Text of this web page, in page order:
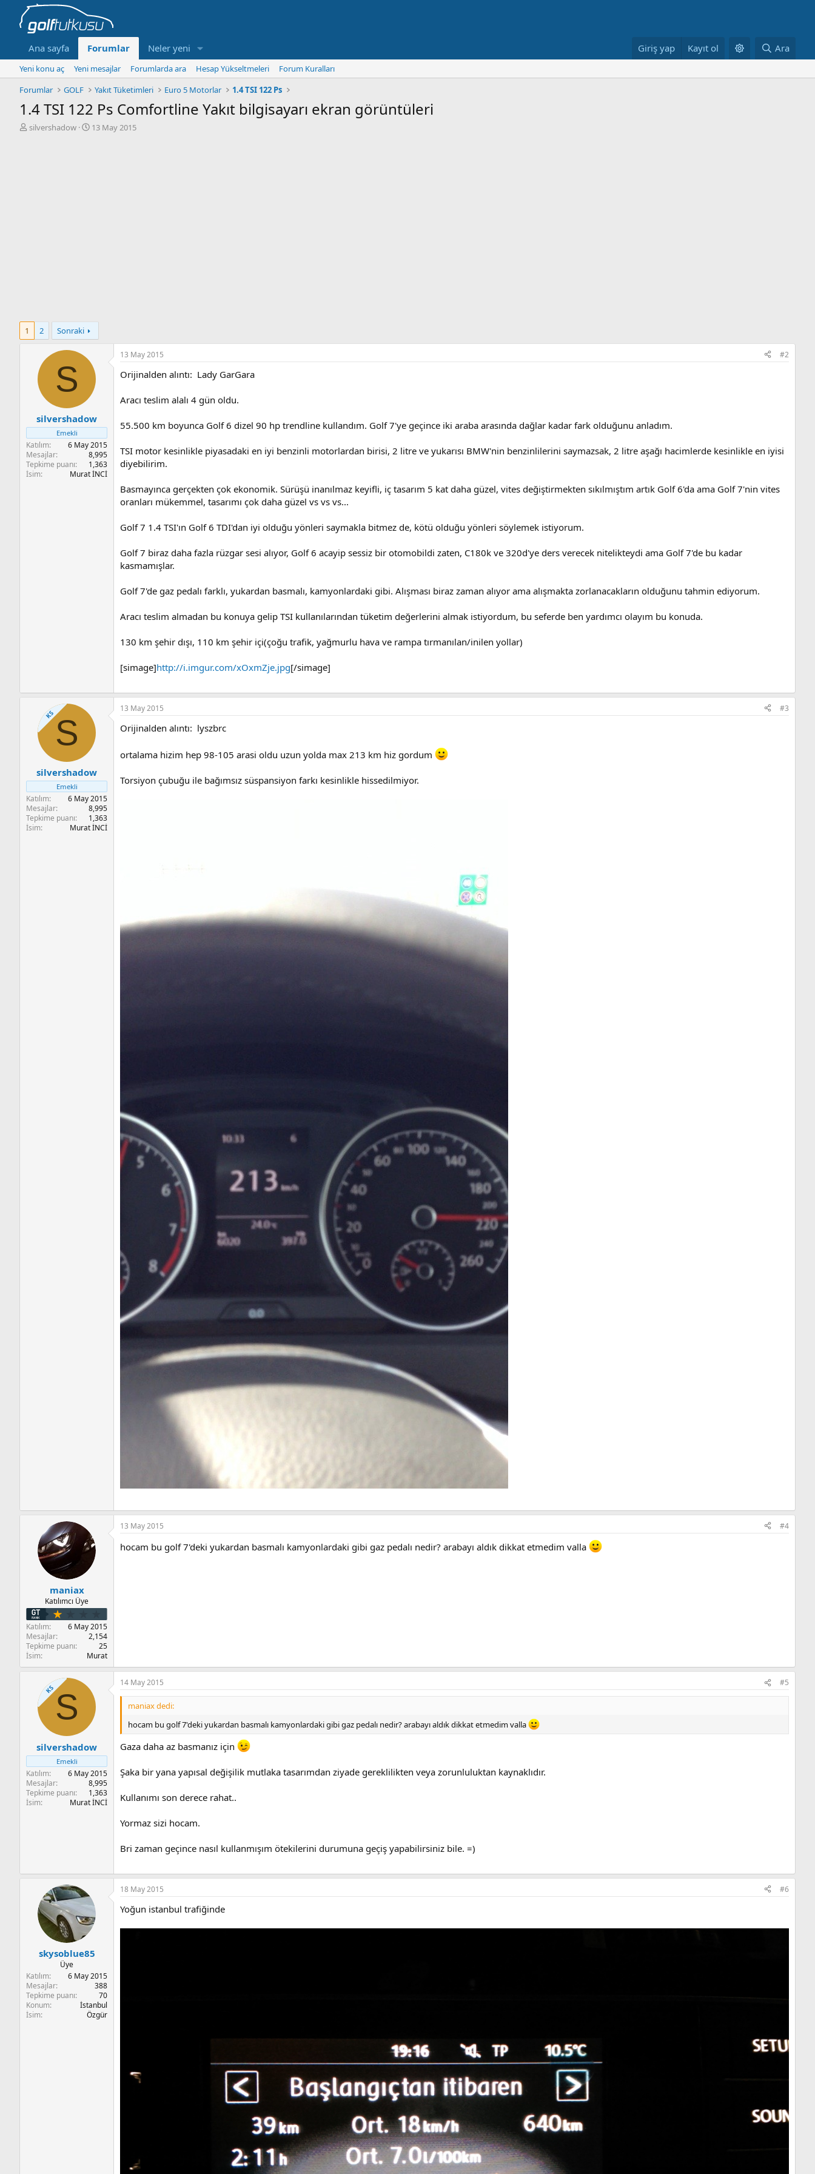
Ana sayfa Forumlar Neler yeni Giriş yap Kayıt ol Ara
Yeni konu aç Yeni mesajlar Forumlarda ara Hesap Yükseltmeleri
Forum Kuralları
Forumlar
GOLF Yakıt Tüketimleri Euro 5 Motorlar 1.4 TSI 122 Ps
1.4 TSI 122 Ps Comfortline Yakıt bilgisayarı ekran görüntüleri
K
silvershadow
B13 May 2015
1 2 Sonraki
S
silvershadow
Emekli
Katılım
6 May 2015
Mesajlar
8,995
Tepkime puanı
1,363
İsim
Murat İNCİ
13 May 2015 #2
Orijinalden alıntı: Lady GarGara
Aracı teslim alalı 4 gün oldu.
55.500 km boyunca Golf 6 dizel 90 hp trendline kullandım. Golf 7'ye geçince iki araba arasında dağlar kadar fark olduğunu anladım.
TSI motor kesinlikle piyasadaki en iyi benzinli motorlardan birisi, 2 litre ve yukarısı BMW'nin benzinlilerini saymazsak, 2 litre aşağı hacimlerde kesinlikle en iyisi
diyebilirim.
Basmayınca gerçekten çok ekonomik. Sürüşü inanılmaz keyifli, iç tasarım 5 kat daha güzel, vites değiştirmekten sıkılmıştım artık Golf 6'da ama Golf 7'nin vites
oranları mükemmel, tasarımı çok daha güzel vs vs vs...
Golf 7 1.4 TSI'ın Golf 6 TDI'dan iyi olduğu yönleri saymakla bitmez de, kötü olduğu yönleri söylemek istiyorum.
Golf 7 biraz daha fazla rüzgar sesi alıyor, Golf 6 acayip sessiz bir otomobildi zaten, C180k ve 320d'ye ders verecek nitelikteydi ama Golf 7'de bu kadar
kasmamışlar.
Golf 7'de gaz pedalı farklı, yukardan basmalı, kamyonlardaki gibi. Alışması biraz zaman alıyor ama alışmakta zorlanacakların olduğunu tahmin ediyorum.
Aracı teslim almadan bu konuya gelip TSI kullanılarından tüketim değerlerini almak istiyordum, bu seferde ben yardımcı olayım bu konuda.
130 km şehir dışı, 110 km şehir içi(çoğu trafik, yağmurlu hava ve rampa tırmanılan/inilen yollar)
[simage]http://i.imgur.com/xOxmZje.jpg[/simage]
KSS
silvershadow
Emekli
Katılım
6 May 2015
Mesajlar
8,995
Tepkime puanı
1,363
İsim
Murat İNCİ
13 May 2015 #3
Orijinalden alıntı: lyszbrc
ortalama hizim hep 98-105 arasi oldu uzun yolda max 213 km hiz gordum
Torsiyon çubuğu ile bağımsız süspansiyon farkı kesinlikle hissedilmiyor.
maniax
Katılımcı Üye
Katılım
6 May 2015
Mesajlar
2,154
Tepkime puanı
25
İsim
Murat
13 May 2015 #4
hocam bu golf 7'deki yukardan basmalı kamyonlardaki gibi gaz pedalı nedir? arabayı aldık dikkat etmedim valla
KSS
silvershadow
Emekli
Katılım
6 May 2015
Mesajlar
8,995
Tepkime puanı
1,363
İsim
Murat İNCİ
14 May 2015 #5
maniax dedi:
hocam bu golf 7'deki yukardan basmalı kamyonlardaki gibi gaz pedalı nedir? arabayı aldık dikkat etmedim valla
Gaza daha az basmanız için
Şaka bir yana yapısal değişilik mutlaka tasarımdan ziyade gereklilikten veya zorunluluktan kaynaklıdır.
Kullanımı son derece rahat..
Yormaz sizi hocam.
Bri zaman geçince nasıl kullanmışım ötekilerini durumuna geçiş yapabilirsiniz bile. =)
skysoblue85
Üye
Katılım
6 May 2015
Mesajlar
388
Tepkime puanı
70
Konum
İstanbul
İsim
Özgür
18 May 2015 #6
Yoğun istanbul trafiğinde